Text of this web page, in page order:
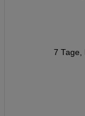
7 Tage,